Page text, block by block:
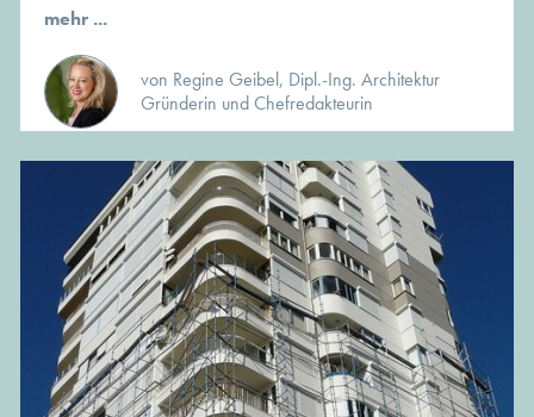
mehr ...
von Regine Geibel, Dipl.-Ing. Architektur
Gründerin und Chefredakteurin